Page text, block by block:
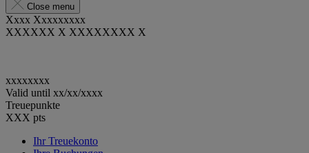
Close menu
Xxxx Xxxxxxxxx
XXXXXX X XXXXXXXX X
xxxxxxxx
Valid until xx/xx/xxxx
Treuepunkte
XXX pts
Ihr Treuekonto